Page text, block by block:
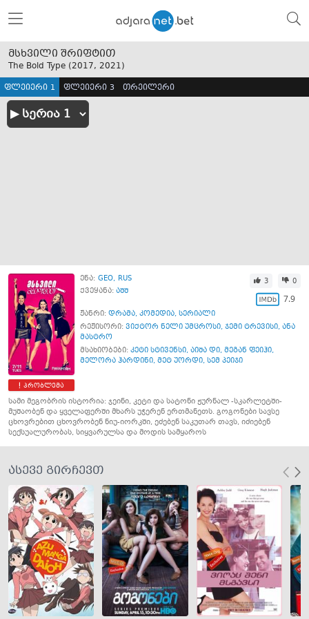
მსხვილი შრიფტით
The Bold Type (2017, 2021)
ფლეიერი 1 ფლეიერი 3 თრეილერი
პრობლემა
ენა: GEO RUS
ქვეყანა: აშშ
3 0
7.9
ჟანრი: დრამა, კომედია, სერიალი
რეჟისორი: ვიქტორ ნელი უმცროსი, ჯემი ტრევისი, ანა
მასტრო
მსახიობები: კეტი სტივენსი, აიშა დი, მეგან ფეიჰი,
მელორა ჰარდინი, მეტ უორდი, სემ პეიჯი
სამი მეგობრის ისტორია: ჯეინი, კეტი და სატონი ჟურნალ -სკარლეტში-
მუშაობენ და ყველაფერში მხარს უჭერენ ერთმანეთს. გოგონები სავსე
ცხოვრებით ცხოვრობენ ნიუ-იორკში, ეძებენ საკუთარ თავს, იძიებენ
სექსუალურობას, სიყვარულსა და მოდის სამყაროს
ასევე გირჩევთ